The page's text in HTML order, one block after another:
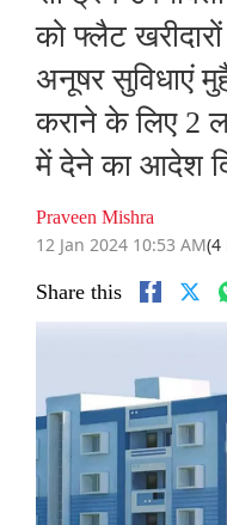
को फ्लैट
अनूषर सुविधाएं
कराने के लिए
में देने का आदेश
Praveen Mishra
12 Jan 2024 10:53 AM(4
Share this